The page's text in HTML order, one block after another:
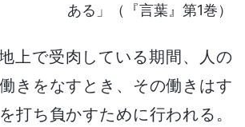
ある」（『言葉』第1巻）
上で受肉している期間、人の
きをなすとき、その働きはす
打ち負かすために行われる。